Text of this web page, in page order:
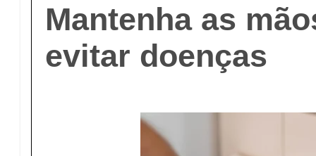
Mantenha as
evitar doenças